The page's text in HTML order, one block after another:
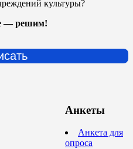
культуры?
— решим!
Анкеты
Анкета для
опроса